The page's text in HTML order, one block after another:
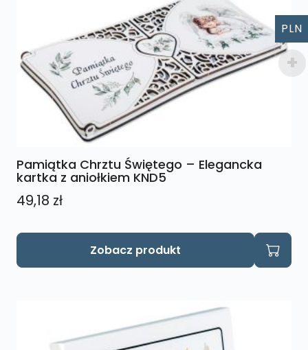
Pamiątka Chrztu Świętego – Elegancka
kartka z aniołkiem KND5
49,18 zł
Zobacz produkt
PLN